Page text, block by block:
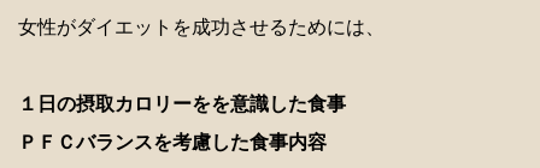
女性がダイエットを成功させるためには、
１日の摂取カロリーをを意識した食事
ＰＦＣバランスを考慮した食事内容